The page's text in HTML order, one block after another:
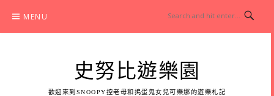
content
MENU
史努比遊樂園
歡迎來到SNOOPY控老母和搗蛋鬼女兒可樂娜的遊樂札記